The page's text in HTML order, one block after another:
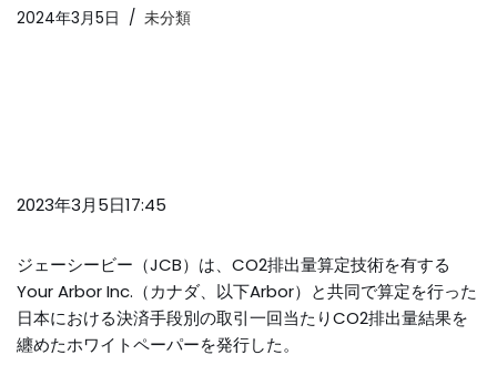
2024年3月5日 未分類
2023年3月5日17:45
ジェーシービー（JCB）は、CO2排出量算定技術を有する
Your Arbor Inc.（カナダ、以下Arbor）と共同で算定を行った
日本における決済手段別の取引一回当たりCO2排出量結果を
纏めたホワイトペーパーを発行した。